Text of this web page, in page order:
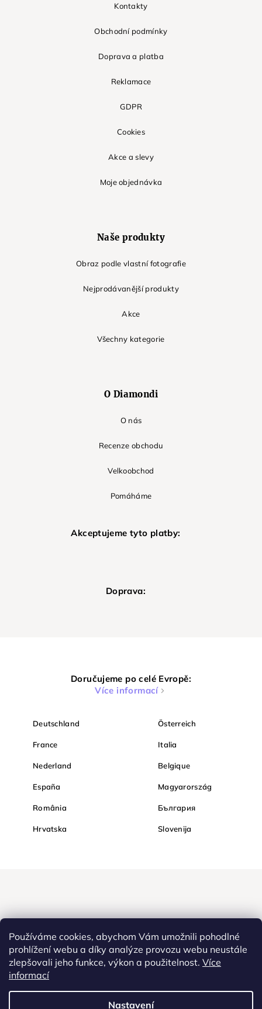
Používáme cookies, abychom Vám umožnili pohodlné
prohlížení webu a díky analýze provozu webu neustále
zlepšovali jeho funkce, výkon a použitelnost. Více
informací
Nastavení
Kontakty
Obchodní podmínky
Doprava a platba
Reklamace
GDPR
Cookies
Akce a slevy
Moje objednávka
Naše produkty
Obraz podle vlastní fotografie
Nejprodávanější produkty
Akce
Všechny kategorie
O Diamondi
O nás
Recenze obchodu
Velkoobchod
Pomáháme
Akceptujeme tyto platby:
Doprava:
Doručujeme po celé Evropě:
Více informací
Deutschland Österreich
France Italia
Nederland Belgique
España Magyarország
România България
Hrvatska Slovenija
Nakupujte na Diamondi bezpečně a bez obav. Díky HTTPS